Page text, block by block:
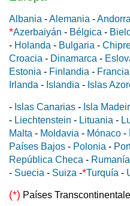
Albania -Alemania -Andorra
*Azerbaiyán - Bélgica -
- Holanda - Bulgaria -
Croacia - Dinamarca -
Estonia - Finlandia - Francia
Irlanda - Islandia - Islas
- Islas Canarias - Isla
- Liechtenstein - Lituania -
Malta - Moldavia - Mónaco -
Países Bajos - Polonia -
República Checa - Rumanía
- Suecia - Suiza -*Turquía -
(*) Países